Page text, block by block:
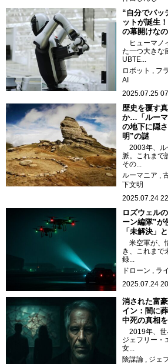
“自分でバッ
ットが誕生
の幕開けな
ヒューマノ
た一つ大きな
UBTE...
ロボット
フ
AI
2025.07.25
歴史を覆す
か…「ルーマ
の地下に隠
明”の謎
2003年、ル
脈。これまで
その...
ルーマニア
下文明
2025.07.24
ロズウェル
ーン編隊”が
「未解決」
米空軍が、
き、これまで
録...
ドローン
ラ
2025.07.24
消された富
イン：闇に
中死の真相
2019年、世
ジェフリー・
女...
陰謀論
ジェ